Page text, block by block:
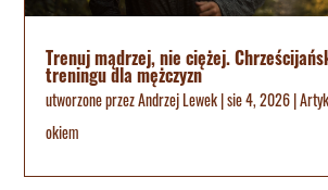
Trenuj mądrzej, nie ciężej.
treningu dla mężczyzn
utworzone przezAndrzej Lewek|sie 4, 2026|
okiem